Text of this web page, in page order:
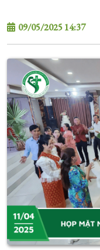
09/05/2025 14:37